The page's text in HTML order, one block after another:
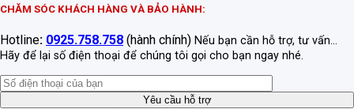
CHĂM SÓC KHÁCH HÀNG VÀ BẢO HÀNH:
Hotline: 0925.758.758 (hành chính) Nếu bạn cần hỗ trợ, tư vấn...
Hãy để lại số điện thoại để chúng tôi gọi cho bạn ngay nhé.